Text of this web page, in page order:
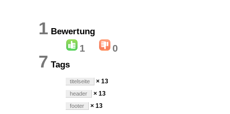
1 Bewertung
1 0
7 Tags
titelseite × 13
header × 13
footer × 13